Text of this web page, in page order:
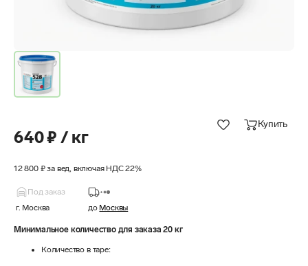
640 ₽ / кг
12 800 ₽ за вед, включая НДС 22%
Купить
Под заказ
г. Москва
до Москвы
Минимальное количество для заказа 20 кг
Количество в таре: